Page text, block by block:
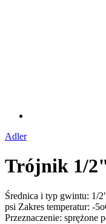
Adler
Trójnik 1/
Średnica i typ gwintu: 1/
psi Zakres temperatur: -
Przeznaczenie: sprężone